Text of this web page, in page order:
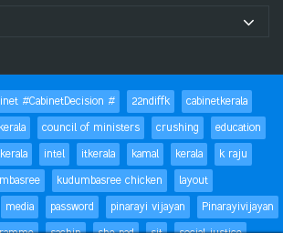
#CabinetDecision # 22ndiffk
cabinetkerala
council of ministers crushing
education
intel itkerala kamal kerala
k raju
kudumbasree chicken
layout
media password pinarayi vijayan
Pinarayivijayan